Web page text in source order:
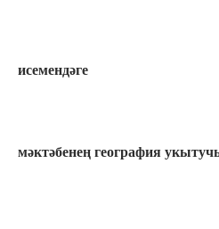
исемендәге
Урта
мәктәбенең география